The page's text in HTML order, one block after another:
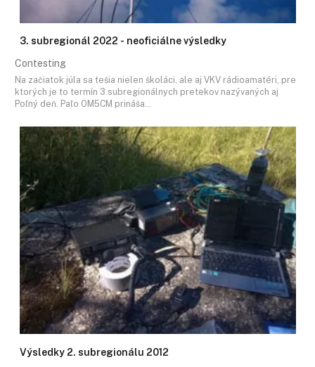
3. subregionál 2022 - neoficiálne výsledky
Contesting
Na začiatok júla sa tešia nielen školáci, ale aj VKV rádioamatéri, pre
ktorých je to termín 3.subregionálnych pretekov nazývaných aj
Poľný deň. Paľo OM5CM prináša…
Výsledky 2. subregionálu 2012